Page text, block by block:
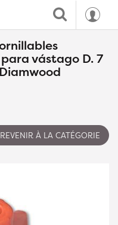
vástago D. 7
À LA CATÉGORIE